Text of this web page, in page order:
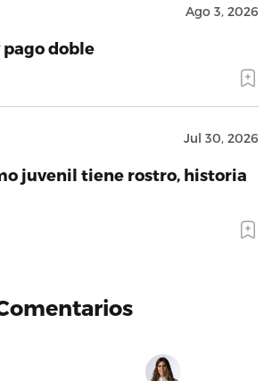
Ago 3, 2026
pago doble
Jul 30, 2026
juvenil tiene rostro, historia